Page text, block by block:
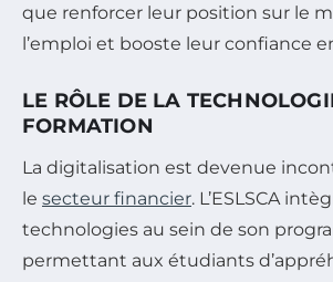
que renforcer leur position sur le
l’emploi et booste leur confiance
LE RÔLE DE LA
FORMATION
La digitalisation est devenue
le secteur financier. L’ESLSCA
technologies au sein de son
permettant aux étudiants